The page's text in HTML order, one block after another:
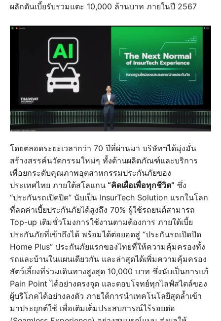
ผลักดันเบี้ยรับรวมแตะ 10,000 ล้านบาท ภายในปี 2567
โดยตลอดระยะเวลากว่า 70 ปีที่ผ่านมา บริษัทฯได้มุ่งมั่น
สร้างสรรค์นวัตกรรมใหม่ๆ ทั้งด้านผลิตภัณฑ์และบริการ
เพื่อยกระดับคุณภาพอุตสาหกรรมประกันภัยของ
ประเทศไทย ภายใต้สโลแกน “คิดเผื่อเพื่อทุกชีวิต” ซึ่ง
“ประกันรถเปิดปิด” นับเป็น InsurTech Solution แรกในโลก
ที่ลดค่าเบี้ยประกันภัยได้สูงถึง 70% ผู้ใช้รถยนต์สามารถ
Top-up เติมชั่วโมงการใช้งานตามต้องการ ภายใต้เบี้ย
ประกันภัยที่เข้าถึงได้ พร้อมได้ต่อยอดสู่ “ประกันรถเปิดปิด
Home Plus” ประกันภัยแรกของไทยที่ให้ความคุ้มครองทั้ง
รถและบ้านในแผนเดียวกัน และล่าสุดได้เพิ่มความคุ้มครอง
สัตว์เลี้ยงที่ร่วมเดินทางสูงสุด 10,000 บาท ซึ่งนับเป็นการแก้
Pain Point ได้อย่างตรงจุด และตอบโจทย์ทุกไลฟ์สไตล์ของ
ผู้บริโภคได้อย่างลงตัว ภายใต้การนำเทคโนโลยีสุดล้ำเข้า
มาประยุกต์ใช้ เพื่อเติมเต็มประสบการณ์ไร้รอยต่อ